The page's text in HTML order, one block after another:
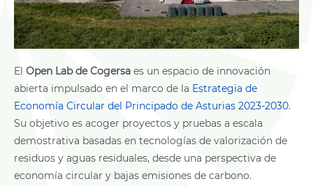
El Open Lab de Cogersa es un espacio de innovación
abierta impulsado en el marco de la Estrategia de
Economía Circular del Principado de Asturias 2023-2030.
Su objetivo es acoger proyectos y pruebas a escala
demostrativa basadas en tecnologías de valorización de
residuos y aguas residuales, desde una perspectiva de
economía circular y bajas emisiones de carbono.